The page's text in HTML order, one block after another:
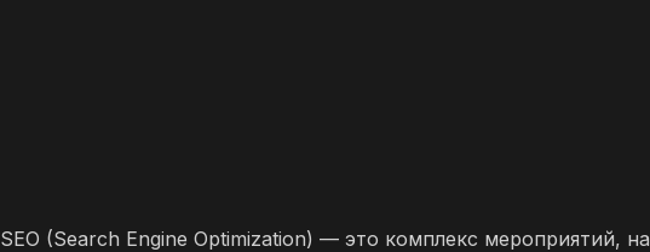
SEO (Search Engine Optimization) — это комплекс мероприятий,